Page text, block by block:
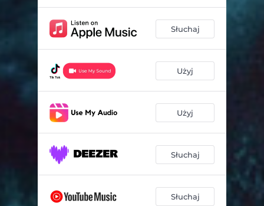
Słuchaj
Użyj
Użyj
Słuchaj
Słuchaj